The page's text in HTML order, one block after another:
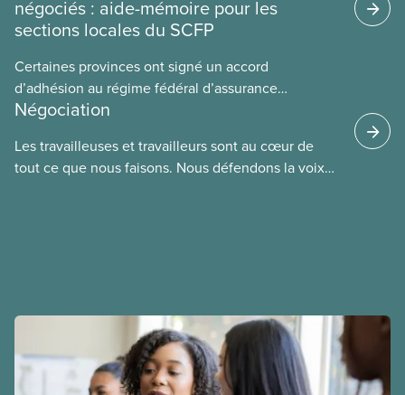
négociés : aide-mémoire pour les
sections locales du SCFP
Certaines provinces ont signé un accord
d’adhésion au régime fédéral d’assurance
médicaments. Les sections locales du SCFP dans
régime pourrait avoir sur leurs avantages
sociaux actuels.
Négociation
Les travailleuses et travailleurs sont au cœur de
tout ce que nous faisons. Nous défendons la voix